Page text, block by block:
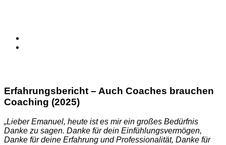
Erfahrungsbericht – Auch Coaches brauchen
Coaching (2025)
„Lieber Emanuel, heute ist es mir ein großes Bedürfnis
Danke zu sagen. Danke für dein Einfühlungsvermögen,
Danke für deine Erfahrung und Professionalität, Danke für